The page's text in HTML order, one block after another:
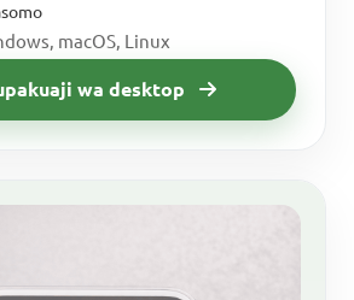
macOS, Linux
wa desktop